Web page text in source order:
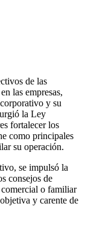
de las
las empresas,
y su
la Ley
fortalecer los
como principales
su operación.
se impulsó la
consejos de
o familiar
y carente de